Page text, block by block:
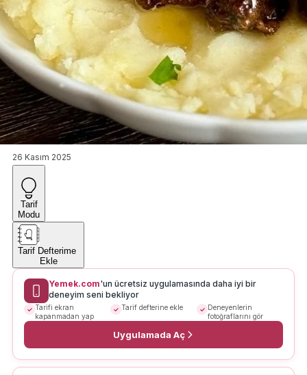
26 Kasım 2025
Tarif
Modu
Tarif Defterime
Ekle
Yemek.com'un ücretsiz uygulamasında daha iyi bir
deneyim seni bekliyor
Tarifi ekran
kapanmadan yap
Tarif defterine ekle
Deneyenlerin
fotoğraflarını gör
Uygulamada Aç